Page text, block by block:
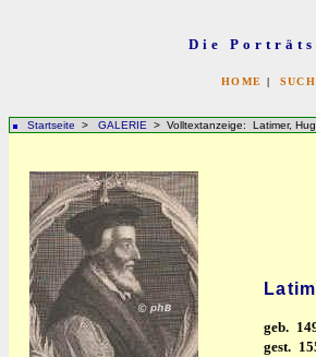
Die
HOME |
Startseite > GALERIE > Volltextanzeige: Latimer,
geb.
gest.